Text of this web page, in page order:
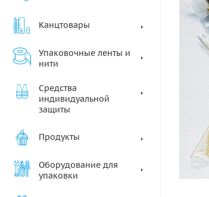
Канцтовары
Упаковочные ленты и
нити
Средства
индивидуальной
защиты
Продукты
Оборудование для
упаковки